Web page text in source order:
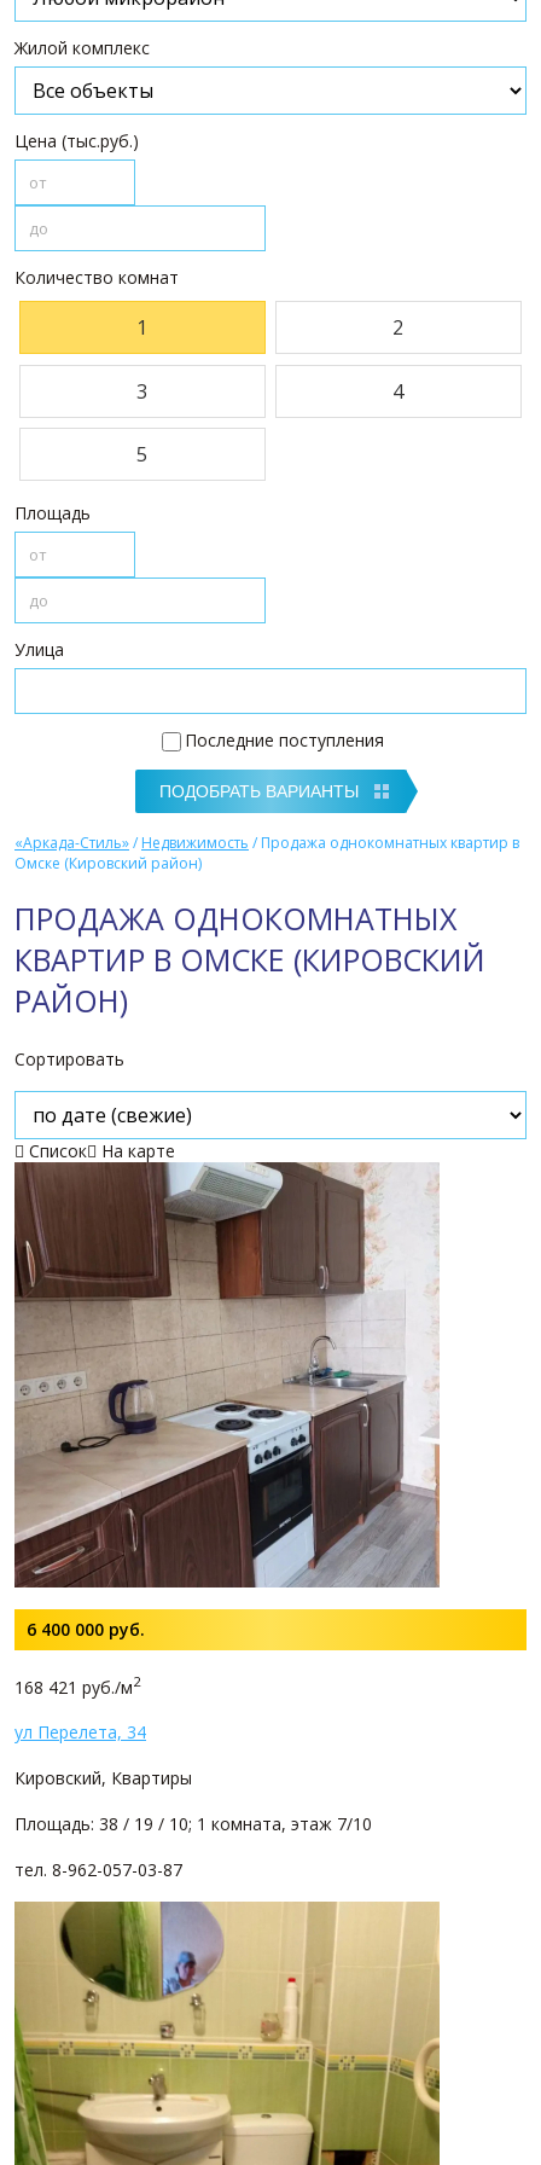
ПАРТНЕРЫ
О НАС
Отзывы о нас на Флампе
Жилой комплекс
Цена (тыс.руб.)
Количество комнат
1 2
3 4
5
Площадь
Улица
Последние поступления
«Аркада-Стиль»/ Недвижимость / Продажа однокомнатных квартир в
Омске (Кировский район)
ПРОДАЖА ОДНОКОМНАТНЫХ
КВАРТИР В ОМСКЕ (КИРОВСКИЙ
РАЙОН)
Сортировать
 Список На карте
6 400 000 руб.
168 421 руб./м2
ул Перелета, 34
Кировский, Квартиры
Площадь: 38 / 19 / 10; 1 комната, этаж 7/10
тел. 8-962-057-03-87